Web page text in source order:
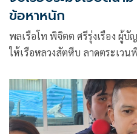
ข้อหาหนัก
พลเรือโท พิจิตต ศรีรุ่งเรือง ผู้บั
ให้เรือหลวงสัตหีบ ลาดตระเวน
สัญชาติเวียดนาม